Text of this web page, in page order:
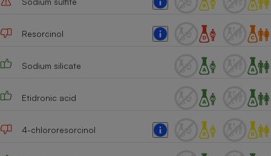
Resorcinol
Sodium silicate
Etidronic acid
4-chlororesorcinol